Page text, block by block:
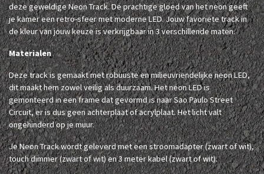
deze geweldige Neon Track. De prachtige gloed van het neon geeft
je kamer een retro-sfeer met moderne LED. Jouw favoriete track in
de kleur van jouw keuze is verkrijgbaar in 3 verschillende maten.
Materialen
Deze track is gemaakt met robuuste en milieuvriendelijke neon LED,
dit maakt hem zowel veilig als duurzaam. Het neon LED is
gemonteerd in een frame dat gevormd is naar Sao Paulo Street
Circuit, er is dus geen achterplaat of acrylplaat. Het licht valt
ongehinderd op je muur.
Je Neon Track wordt geleverd met een stroomadapter (zwart of wit),
touch dimmer (zwart of wit) en 3 meter kabel (zwart of wit).